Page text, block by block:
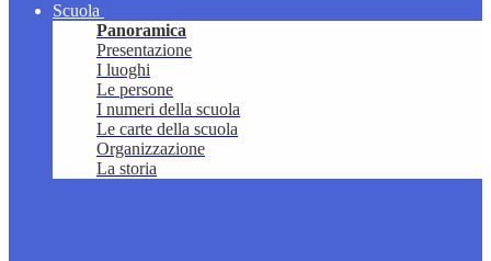
Scuola
Panoramica
Presentazione
I luoghi
Le persone
I numeri della scuola
Le carte della scuola
Organizzazione
La storia